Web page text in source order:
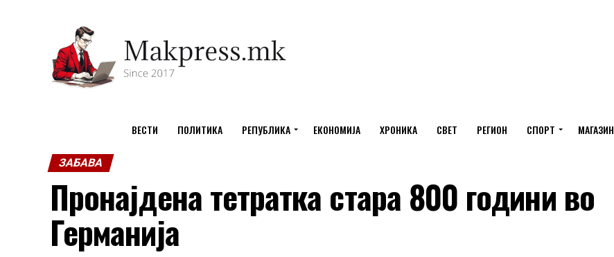
ВЕСТИ ПОЛИТИКА РЕПУБЛИКА ЕКОНОМИЈА ХРОНИКА СВЕТ РЕГИОН СПОРТ МАГАЗИН
ЗАБАВА
Пронајдена тетратка стара 800 години во
Германија